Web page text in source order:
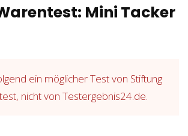
Mini Tacker
ein möglicher Test von Stiftung
nicht von Testergebnis24.de.